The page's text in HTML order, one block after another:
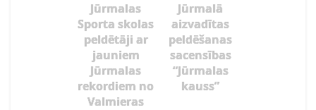
Jūrmalas
Sporta skolas
peldētāji ar
jauniem
Jūrmalas
rekordiem no
Valmieras
Jūrmalā
aizvadītas
peldēšanas
sacensības
“Jūrmalas
kauss”